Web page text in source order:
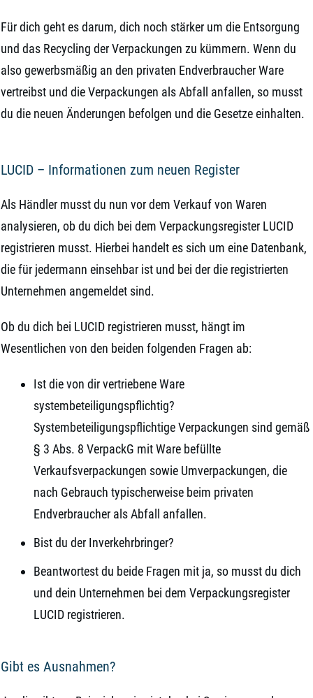
Für dich geht es darum, dich noch stärker um die Entsorgung
und das Recycling der Verpackungen zu kümmern. Wenn du
also gewerbsmäßig an den privaten Endverbraucher Ware
vertreibst und die Verpackungen als Abfall anfallen, so musst
du die neuen Änderungen befolgen und die Gesetze einhalten.
LUCID – Informationen zum neuen Register
Als Händler musst du nun vor dem Verkauf von Waren
analysieren, ob du dich bei dem Verpackungsregister LUCID
registrieren musst. Hierbei handelt es sich um eine Datenbank,
die für jedermann einsehbar ist und bei der die registrierten
Unternehmen angemeldet sind.
Ob du dich bei LUCID registrieren musst, hängt im
Wesentlichen von den beiden folgenden Fragen ab:
Ist die von dir vertriebene Ware
systembeteiligungspflichtig?
Systembeteiligungspflichtige Verpackungen sind gemäß
§ 3 Abs. 8 VerpackG mit Ware befüllte
Verkaufsverpackungen sowie Umverpackungen, die
nach Gebrauch typischerweise beim privaten
Endverbraucher als Abfall anfallen.
Bist du der Inverkehrbringer?
Beantwortest du beide Fragen mit ja, so musst du dich
und dein Unternehmen bei dem Verpackungsregister
LUCID registrieren.
Gibt es Ausnahmen?